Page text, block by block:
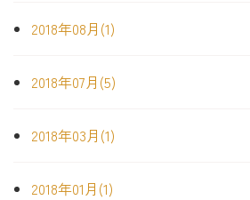
2018年08月(1)
2018年07月(5)
2018年03月(1)
2018年01月(1)